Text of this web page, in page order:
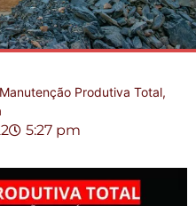
Manutenção Produtiva Total,
5:27 pm